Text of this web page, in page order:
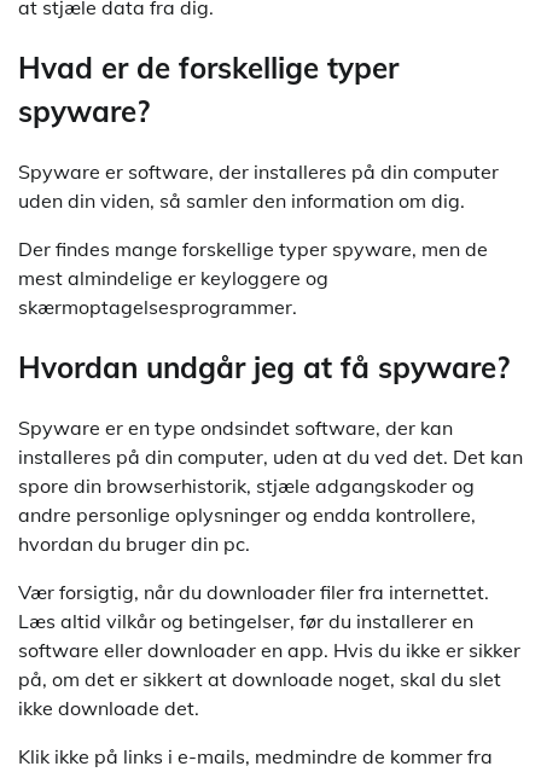
at stjæle data fra dig.
Hvad er de forskellige typer
spyware?
Spyware er software, der installeres på din computer
uden din viden, så samler den information om dig.
Der findes mange forskellige typer spyware, men de
mest almindelige er keyloggere og
skærmoptagelsesprogrammer.
Hvordan undgår jeg at få spyware?
Spyware er en type ondsindet software, der kan
installeres på din computer, uden at du ved det. Det kan
spore din browserhistorik, stjæle adgangskoder og
andre personlige oplysninger og endda kontrollere,
hvordan du bruger din pc.
Vær forsigtig, når du downloader filer fra internettet.
Læs altid vilkår og betingelser, før du installerer en
software eller downloader en app. Hvis du ikke er sikker
på, om det er sikkert at downloade noget, skal du slet
ikke downloade det.
Klik ikke på links i e-mails, medmindre de kommer fra